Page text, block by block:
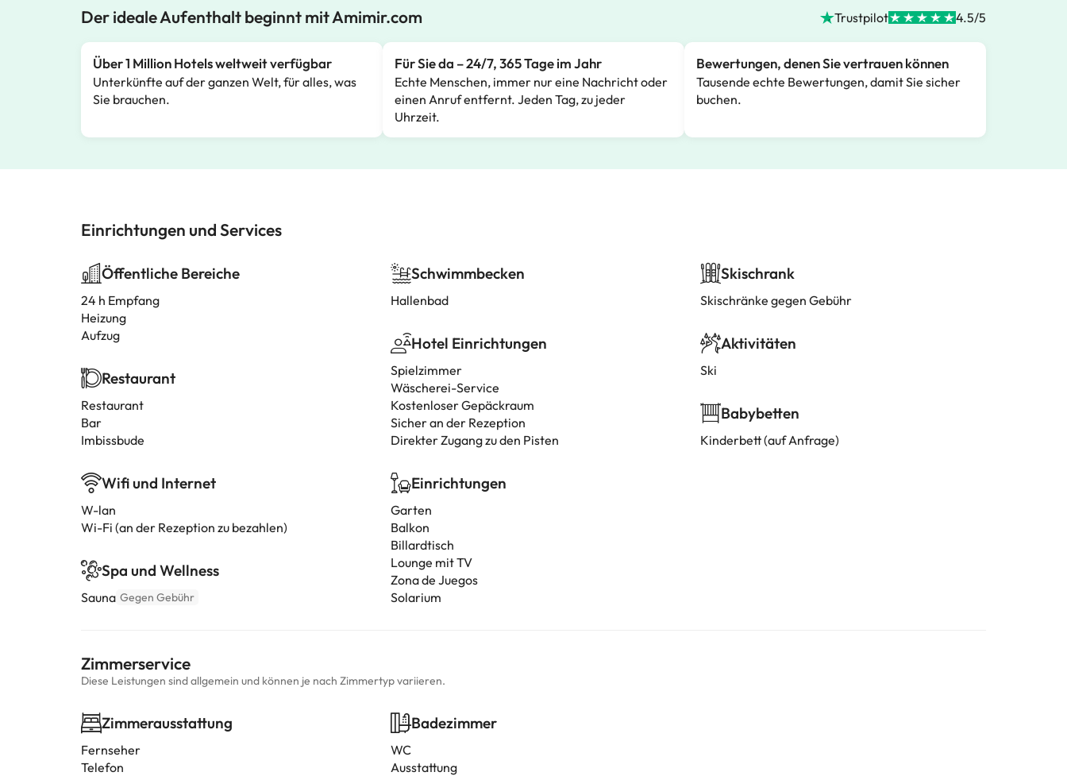
Der ideale Aufenthalt beginnt mit Amimir.com Trustpilot 4.5/5
Über 1 Million Hotels weltweit verfügbar
Unterkünfte auf der ganzen Welt, für alles, was
Sie brauchen.
Für Sie da – 24/7, 365 Tage im Jahr
Echte Menschen, immer nur eine Nachricht oder
einen Anruf entfernt. Jeden Tag, zu jeder
Uhrzeit.
Bewertungen, denen Sie vertrauen können
Tausende echte Bewertungen, damit Sie sicher
buchen.
Einrichtungen und Services
Öffentliche Bereiche
24 h Empfang
Heizung
Aufzug
Restaurant
Restaurant
Bar
Imbissbude
Wifi und Internet
W-lan
Wi-Fi (an der Rezeption zu bezahlen)
Spa und Wellness
Sauna Gegen Gebühr
Schwimmbecken
Hallenbad
Hotel Einrichtungen
Spielzimmer
Wäscherei-Service
Kostenloser Gepäckraum
Sicher an der Rezeption
Direkter Zugang zu den Pisten
Einrichtungen
Garten
Balkon
Billardtisch
Lounge mit TV
Zona de Juegos
Solarium
Skischrank
Skischränke gegen Gebühr
Aktivitäten
Ski
Babybetten
Kinderbett (auf Anfrage)
Zimmerservice
Diese Leistungen sind allgemein und können je nach Zimmertyp variieren.
Zimmerausstattung
Fernseher
Telefon
Badezimmer
WC
Ausstattung